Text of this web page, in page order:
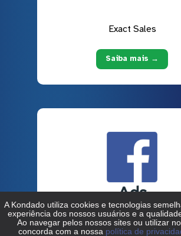
Exact Sales
Saiba mais →
Facebook Ads